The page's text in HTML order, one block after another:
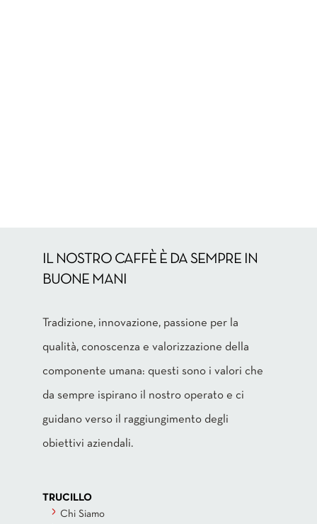
IL NOSTRO CAFFÈ È DA SEMPRE IN
BUONE MANI
Tradizione, innovazione, passione per la
qualità, conoscenza e valorizzazione della
componente umana: questi sono i valori che
da sempre ispirano il nostro operato e ci
guidano verso il raggiungimento degli
obiettivi aziendali.
TRUCILLO
Chi Siamo